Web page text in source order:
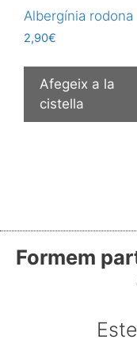
Albergínia rodona
2,90€
Afegeix a la
cistella
Formem